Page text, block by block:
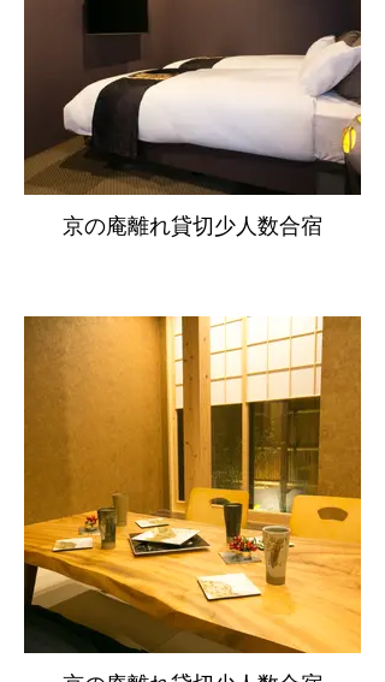
京の庵離れ貸切少人数合宿